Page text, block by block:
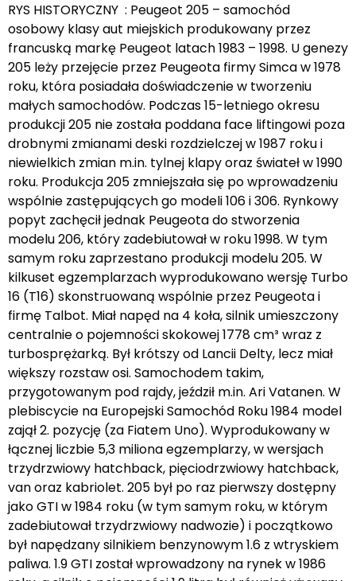
RYS HISTORYCZNY : Peugeot 205 – samochód
osobowy klasy aut miejskich produkowany przez
francuską markę Peugeot latach 1983 – 1998. U genezy
205 leży przejęcie przez Peugeota firmy Simca w 1978
roku, która posiadała doświadczenie w tworzeniu
małych samochodów. Podczas 15-letniego okresu
produkcji 205 nie została poddana face liftingowi poza
drobnymi zmianami deski rozdzielczej w 1987 roku i
niewielkich zmian m.in. tylnej klapy oraz świateł w 1990
roku. Produkcja 205 zmniejszała się po wprowadzeniu
wspólnie zastępujących go modeli 106 i 306. Rynkowy
popyt zachęcił jednak Peugeota do stworzenia
modelu 206, który zadebiutował w roku 1998. W tym
samym roku zaprzestano produkcji modelu 205. W
kilkuset egzemplarzach wyprodukowano wersję Turbo
16 (T16) skonstruowaną wspólnie przez Peugeota i
firmę Talbot. Miał napęd na 4 koła, silnik umieszczony
centralnie o pojemności skokowej 1778 cm³ wraz z
turbosprężarką. Był krótszy od Lancii Delty, lecz miał
większy rozstaw osi. Samochodem takim,
przygotowanym pod rajdy, jeździł m.in. Ari Vatanen. W
plebiscycie na Europejski Samochód Roku 1984 model
zajął 2. pozycję (za Fiatem Uno). Wyprodukowany w
łącznej liczbie 5,3 miliona egzemplarzy, w wersjach
trzydrzwiowy hatchback, pięciodrzwiowy hatchback,
van oraz kabriolet. 205 był po raz pierwszy dostępny
jako GTI w 1984 roku (w tym samym roku, w którym
zadebiutował trzydrzwiowy nadwozie) i początkowo
był napędzany silnikiem benzynowym 1.6 z wtryskiem
paliwa. 1.9 GTI został wprowadzony na rynek w 1986